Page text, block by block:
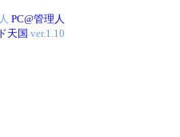
PC@管理人
天国 ver.1.10